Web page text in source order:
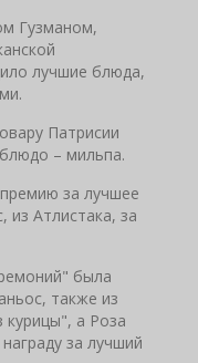
Гузманом,
лучшие блюда,
Патрисии
– мильпа.
за лучшее
Атлистака, за
была
также из
курицы", а Роза
за лучший